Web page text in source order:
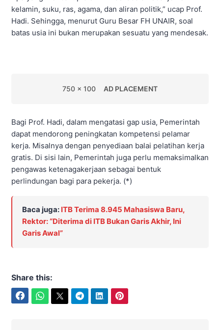
kelamin, suku, ras, agama, dan aliran politik,” ucap Prof.
Hadi. Sehingga, menurut Guru Besar FH UNAIR, soal
batas usia ini bukan merupakan sesuatu yang mendesak.
750 x 100 AD PLACEMENT
Bagi Prof. Hadi, dalam mengatasi gap usia, Pemerintah
dapat mendorong peningkatan kompetensi pelamar
kerja. Misalnya dengan penyediaan balai pelatihan kerja
gratis. Di sisi lain, Pemerintah juga perlu memaksimalkan
pengawas ketenagakerjaan sebagai bentuk
perlindungan bagi para pekerja. (*)
Baca juga: ITB Terima 8.945 Mahasiswa Baru,
Rektor: “Diterima di ITB Bukan Garis Akhir, Ini
Garis Awal”
Share this: